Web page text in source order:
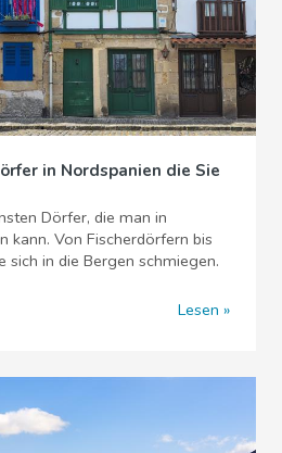
in Nordspanien die Sie
Dörfer, die man in
kann. Von Fischerdörfern bis
sich in die Bergen schmiegen.
Lesen